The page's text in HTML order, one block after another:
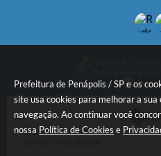
Prefeitura de Penápolis / SP e os
site usa cookies para melhorar a sua
navegação. Ao continuar você
nossa Política de Cookies e
Dados
© Copyright Instar - 2006-2026.